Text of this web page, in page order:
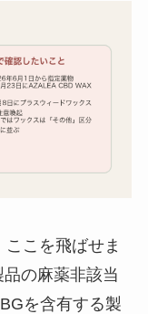
こを飛ばせま
の麻薬非該当
を含有する製